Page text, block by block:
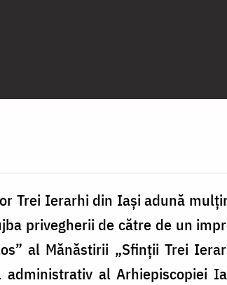
Trei Ierarhi din Iaşi adună
privegherii de către de un
al Mănăstirii „Sfinţii Trei
administrativ al Arhiepiscopiei